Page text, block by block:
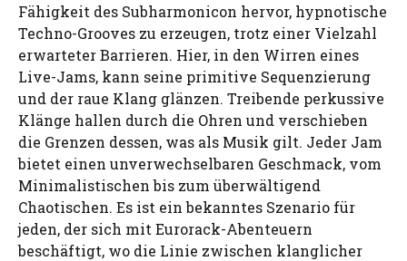
Fähigkeit des Subharmonicon hervor, hypnotische
Techno-Grooves zu erzeugen, trotz einer Vielzahl
erwarteter Barrieren. Hier, in den Wirren eines
Live-Jams, kann seine primitive Sequenzierung
und der raue Klang glänzen. Treibende perkussive
Klänge hallen durch die Ohren und verschieben
die Grenzen dessen, was als Musik gilt. Jeder Jam
bietet einen unverwechselbaren Geschmack, vom
Minimalistischen bis zum überwältigend
Chaotischen. Es ist ein bekanntes Szenario für
jeden, der sich mit Eurorack-Abenteuern
beschäftigt, wo die Linie zwischen klanglicher